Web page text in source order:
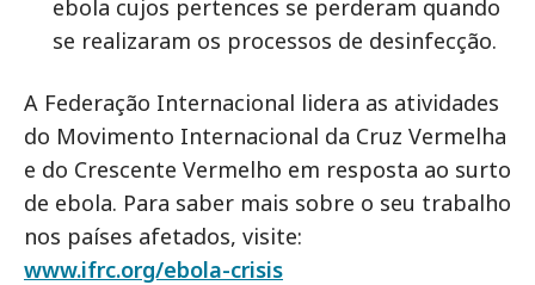
ebola cujos pertences se perderam quando
se realizaram os processos de desinfecção.
A Federação Internacional lidera as atividades
do Movimento Internacional da Cruz Vermelha
e do Crescente Vermelho em resposta ao surto
de ebola. Para saber mais sobre o seu trabalho
nos países afetados, visite:
www.ifrc.org/ebola-crisis